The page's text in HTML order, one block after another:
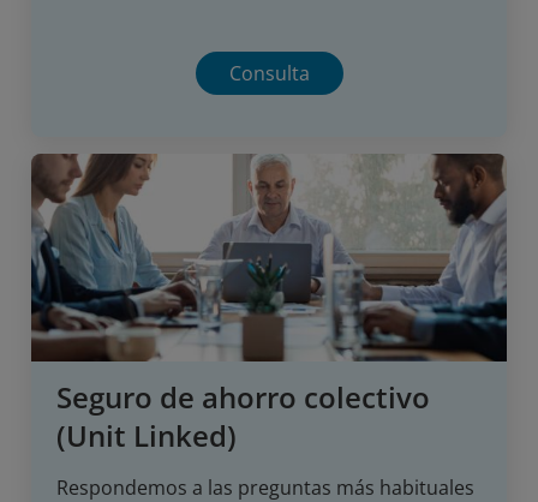
Consulta
Seguro de ahorro colectivo
(Unit Linked)
Respondemos a las preguntas más habituales